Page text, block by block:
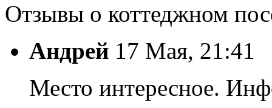
Отзывы о коттеджном
Андрей 17 Мая, 21:41
Место интересное.